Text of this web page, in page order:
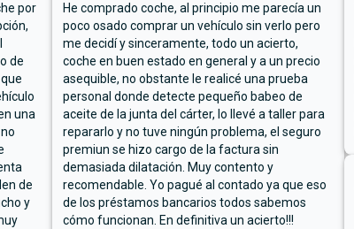
por
de
una
de
y
He comprado coche, al principio me parecía un
poco osado comprar un vehículo sin verlo pero
me decidí y sinceramente, todo un acierto,
coche en buen estado en general y a un precio
asequible, no obstante le realicé una prueba
personal donde detecte pequeño babeo de
aceite de la junta del cárter, lo llevé a taller para
repararlo y no tuve ningún problema, el seguro
premiun se hizo cargo de la factura sin
demasiada dilatación. Muy contento y
recomendable. Yo pagué al contado ya que eso
de los préstamos bancarios todos sabemos
cómo funcionan. En definitiva un acierto!!!